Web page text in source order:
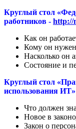
Круглый стол
работников - http://
Как он
Кому он
Насколько он
Состояние и
Круглый стол
использования ИТ»
Что должен
Новое в
Закон о